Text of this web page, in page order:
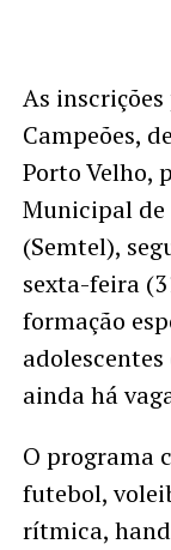
As
Campeões,
Porto Velho,
Municipal de
(Semtel),
sexta-feira
formação
ainda há
O programa
futebol,
rítmica,